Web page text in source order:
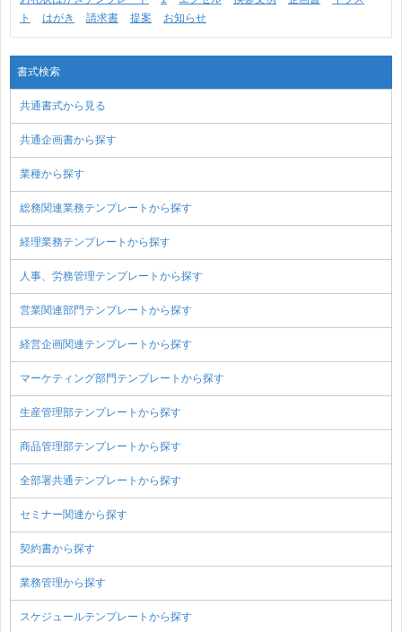
ト
はがき 請求書 提案 お知らせ
書式検索
共通書式から見る
共通企画書から探す
業種から探す
総務関連業務テンプレートから探す
経理業務テンプレートから探す
人事、労務管理テンプレートから探す
営業関連部門テンプレートから探す
経営企画関連テンプレートから探す
マーケティング部門テンプレートから探す
生産管理部テンプレートから探す
商品管理部テンプレートから探す
全部署共通テンプレートから探す
セミナー関連から探す
契約書から探す
業務管理から探す
スケジュールテンプレートから探す